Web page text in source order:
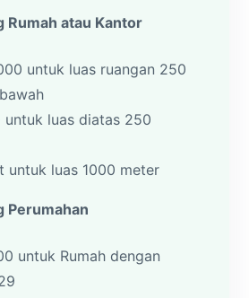
Rumah atau Kantor
untuk luas ruangan 250
untuk luas diatas 250
untuk luas 1000 meter
Perumahan
untuk Rumah dengan